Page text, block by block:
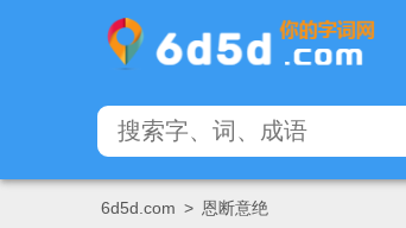
6d5d.com > 恩断意绝